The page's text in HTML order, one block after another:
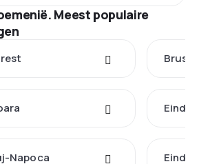
Meest populaire
Napoca